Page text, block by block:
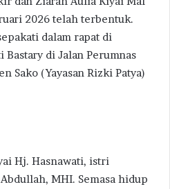
2026 telah terbentuk.
dalam rapat di
di Jalan Perumnas
Sako (Yayasan Rizki Patya)
Hj. Hasnawati, istri
MHI. Semasa hidup